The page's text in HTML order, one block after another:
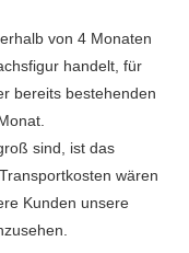
von 4 Monaten
handelt, für
bereits bestehenden
sind, ist das
wären
Kunden unsere